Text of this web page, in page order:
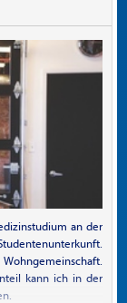
an der
kann ich in der